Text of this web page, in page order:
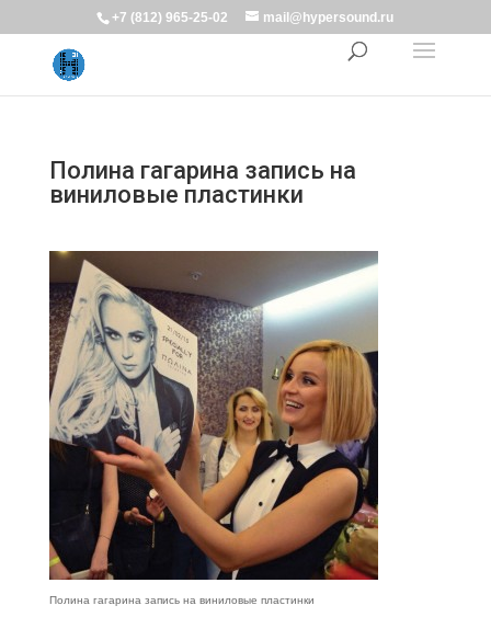
+7 (812) 965-25-02 mail@hypersound.ru
Полина гагарина запись на
виниловые пластинки
Полина гагарина запись на виниловые пластинки